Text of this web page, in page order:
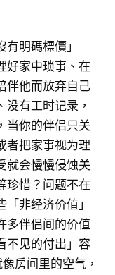
明碼標價」
好家中琐事、在
伴他而放弃自己
有工时记录，
当你的伴侣只关
者把家事视为理
就会慢慢侵蚀关
珍惜？问题不在
非经济价值」
多伴侣间的价值
不见的付出」容
房间里的空气，